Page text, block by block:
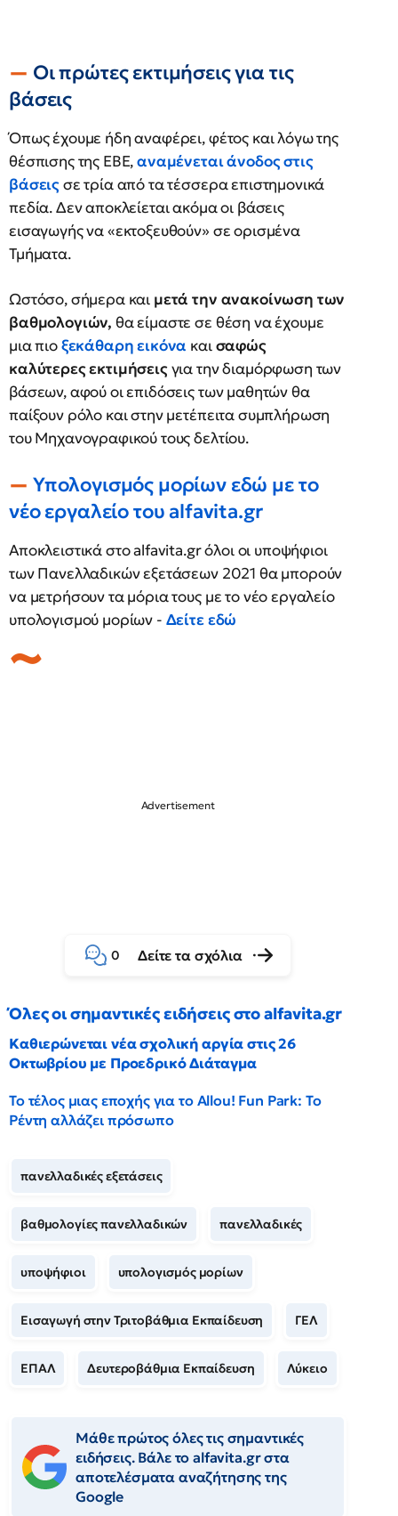
Οι πρώτες εκτιμήσεις για τις
βάσεις
Όπως έχουμε ήδη αναφέρει, φέτος και λόγω της
θέσπισης της ΕΒΕ,αναμένεται άνοδος στις
βάσειςσε τρία από τα τέσσερα επιστημονικά
πεδία. Δεν αποκλείεται ακόμα οι βάσεις
εισαγωγής να «εκτοξευθούν» σε ορισμένα
Τμήματα.
Ωστόσο, σήμερα και μετά την ανακοίνωση των
βαθμολογιών, θα είμαστε σε θέση να έχουμε
μια πιοξεκάθαρη εικόνα καισαφώς
καλύτερες εκτιμήσειςγια την διαμόρφωση των
βάσεων, αφού οι επιδόσεις των μαθητών θα
παίξουν ρόλο και στην μετέπειτα συμπλήρωση
του Μηχανογραφικού τους δελτίου.
Υπολογισμός μορίων εδώ με το
νέο εργαλείο του alfavita.gr
Αποκλειστικά στο alfavita.gr όλοι οι υποψήφιοι
των Πανελλαδικών εξετάσεων 2021 θα μπορούν
να μετρήσουν τα μόρια τους με το νέο εργαλείο
υπολογισμού μορίων - Δείτε εδώ
0 Δείτε τα σχόλια
Όλες οι σημαντικές ειδήσεις στο alfavita.gr
Καθιερώνεται νέα σχολική αργία στις 26
Οκτωβρίου με Προεδρικό Διάταγμα
Το τέλος μιας εποχής για το Allou! Fun Park: Το
Ρέντη αλλάζει πρόσωπο
πανελλαδικές εξετάσεις
βαθμολογίες πανελλαδικών πανελλαδικές
υποψήφιοι υπολογισμός μορίων
Εισαγωγή στην Τριτοβάθμια Εκπαίδευση ΓΕΛ
ΕΠΑΛ Δευτεροβάθμια Εκπαίδευση Λύκειο
Μάθε πρώτος όλες τις σημαντικές
ειδήσεις. Βάλε το alfavita.gr στα
αποτελέσματα αναζήτησης της
Google